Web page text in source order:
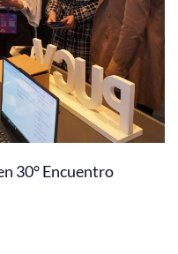
30° Encuentro